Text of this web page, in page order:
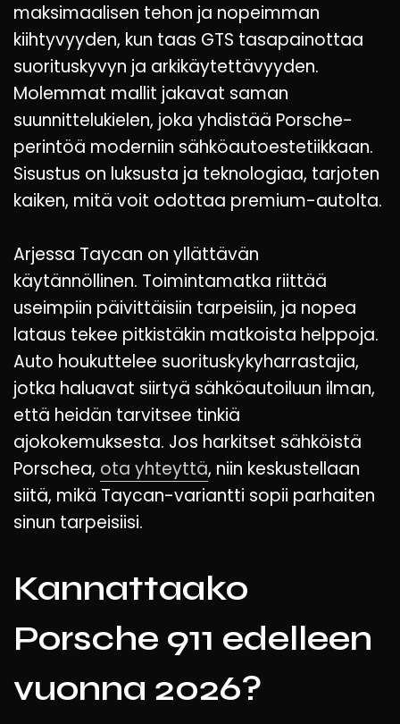
maksimaalisen tehon ja nopeimman
kiihtyvyyden, kun taas GTS tasapainottaa
suorituskyvyn ja arkikäytettävyyden.
Molemmat mallit jakavat saman
suunnittelukielen, joka yhdistää Porsche-
perintöä moderniin sähköautoestetiikkaan.
Sisustus on luksusta ja teknologiaa, tarjoten
kaiken, mitä voit odottaa premium-autolta.
Arjessa Taycan on yllättävän
käytännöllinen. Toimintamatka riittää
useimpiin päivittäisiin tarpeisiin, ja nopea
lataus tekee pitkistäkin matkoista helppoja.
Auto houkuttelee suorituskykyharrastajia,
jotka haluavat siirtyä sähköautoiluun ilman,
että heidän tarvitsee tinkiä
ajokokemuksesta. Jos harkitset sähköistä
Porschea, ota yhteyttä, niin keskustellaan
siitä, mikä Taycan-variantti sopii parhaiten
sinun tarpeisiisi.
Kannattaako
Porsche 911 edelleen
vuonna 2026?